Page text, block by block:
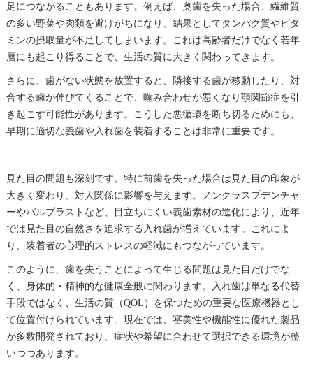
足につながることもあります。例えば、奥歯を失った場合、繊維質
の多い野菜や肉類を避けがちになり、結果としてタンパク質やビタ
ミンの摂取量が不足してしまいます。これは高齢者だけでなく若年
層にも起こり得ることで、生活の質に大きく関わってきます。
さらに、歯がない状態を放置すると、隣接する歯が移動したり、対
合する歯が伸びてくることで、噛み合わせが悪くなり顎関節症を引
き起こす可能性があります。こうした悪循環を断ち切るためにも、
早期に適切な義歯や入れ歯を装着することは非常に重要です。
見た目の問題も深刻です。特に前歯を失った場合は見た目の印象が
大きく変わり、対人関係に影響を与えます。ノンクラスプデンチャ
ーやバルプラストなど、目立ちにくい義歯素材の進化により、近年
では見た目の自然さを追求する入れ歯が増えています。これによ
り、装着者の心理的ストレスの軽減にもつながっています。
このように、歯を失うことによって生じる問題は見た目だけでな
く、身体的・精神的な健康全般に関わります。入れ歯は単なる代替
手段ではなく、生活の質（QOL）を保つための重要な医療機器とし
て位置付けられています。現在では、審美性や機能性に優れた製品
が多数開発されており、症状や希望に合わせて選択できる環境が整
いつつあります。